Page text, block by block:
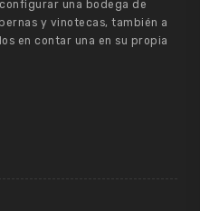
una bodega de
y vinotecas, también a
en contar una en su propia